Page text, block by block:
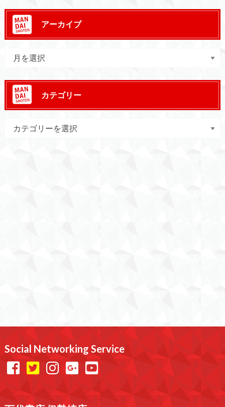
アーカイブ
カテゴリー
Social Networking Service